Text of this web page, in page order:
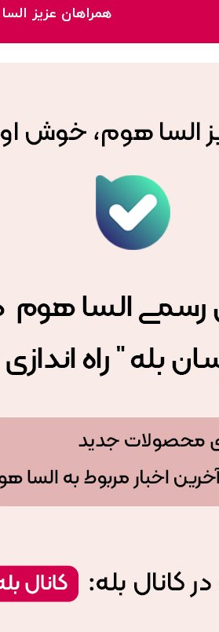
همراهان عزیز
خانه/ محصولات برچسب خورده
اردوخوری بزرگ 2 عددی پایه چوبی